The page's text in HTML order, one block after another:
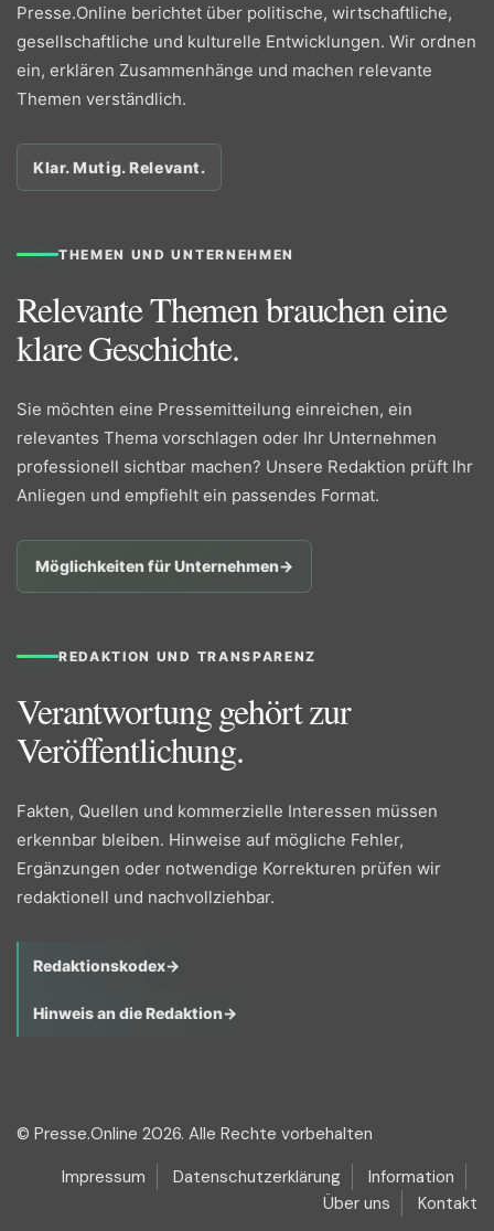
Presse.Online berichtet über politische, wirtschaftliche,
gesellschaftliche und kulturelle Entwicklungen. Wir ordnen
ein, erklären Zusammenhänge und machen relevante
Themen verständlich.
Klar. Mutig. Relevant.
THEMEN UND UNTERNEHMEN
Relevante Themen brauchen eine
klare Geschichte.
Sie möchten eine Pressemitteilung einreichen, ein
relevantes Thema vorschlagen oder Ihr Unternehmen
professionell sichtbar machen? Unsere Redaktion prüft Ihr
Anliegen und empfiehlt ein passendes Format.
Möglichkeiten für Unternehmen→
REDAKTION UND TRANSPARENZ
Verantwortung gehört zur
Veröffentlichung.
Fakten, Quellen und kommerzielle Interessen müssen
erkennbar bleiben. Hinweise auf mögliche Fehler,
Ergänzungen oder notwendige Korrekturen prüfen wir
redaktionell und nachvollziehbar.
Redaktionskodex→
Hinweis an die Redaktion→
© Presse.Online 2026. Alle Rechte vorbehalten
Impressum
Datenschutzerklärung
Information
Über uns
Kontakt